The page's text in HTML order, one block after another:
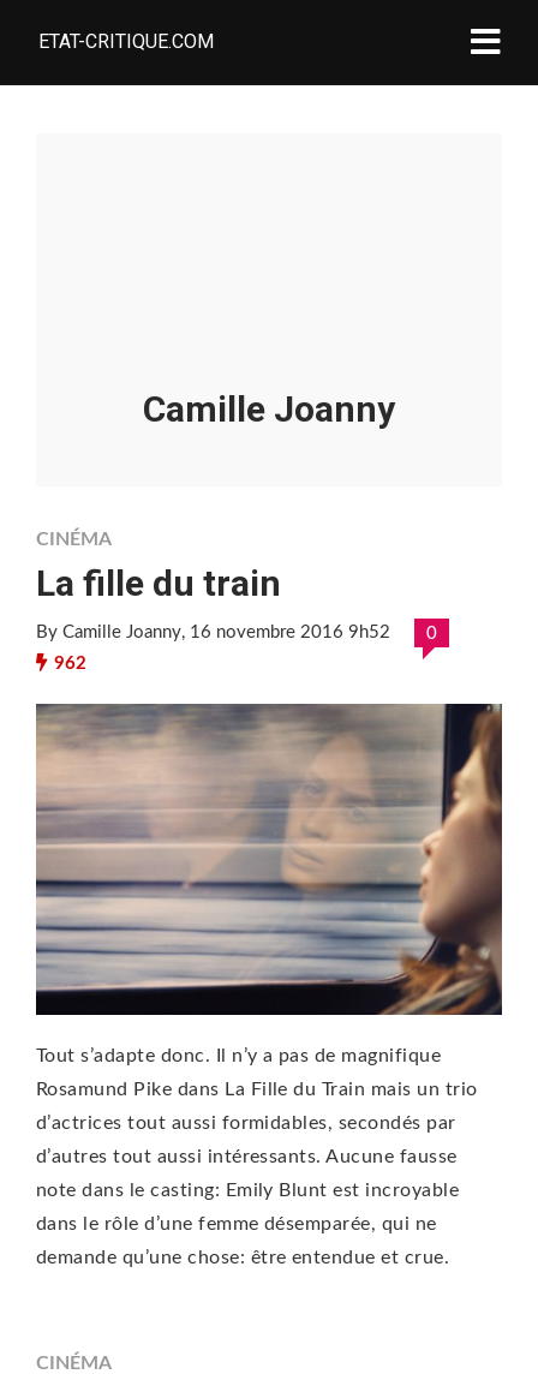
ETAT-CRITIQUE.COM
Camille Joanny
CINÉMA
La fille du train
By Camille Joanny, 16 novembre 2016 9h52
0
962
Tout s’adapte donc. Il n’y a pas de magnifique
Rosamund Pike dans La Fille du Train mais un trio
d’actrices tout aussi formidables, secondés par
d’autres tout aussi intéressants. Aucune fausse
note dans le casting: Emily Blunt est incroyable
dans le rôle d’une femme désemparée, qui ne
demande qu’une chose: être entendue et crue.
CINÉMA